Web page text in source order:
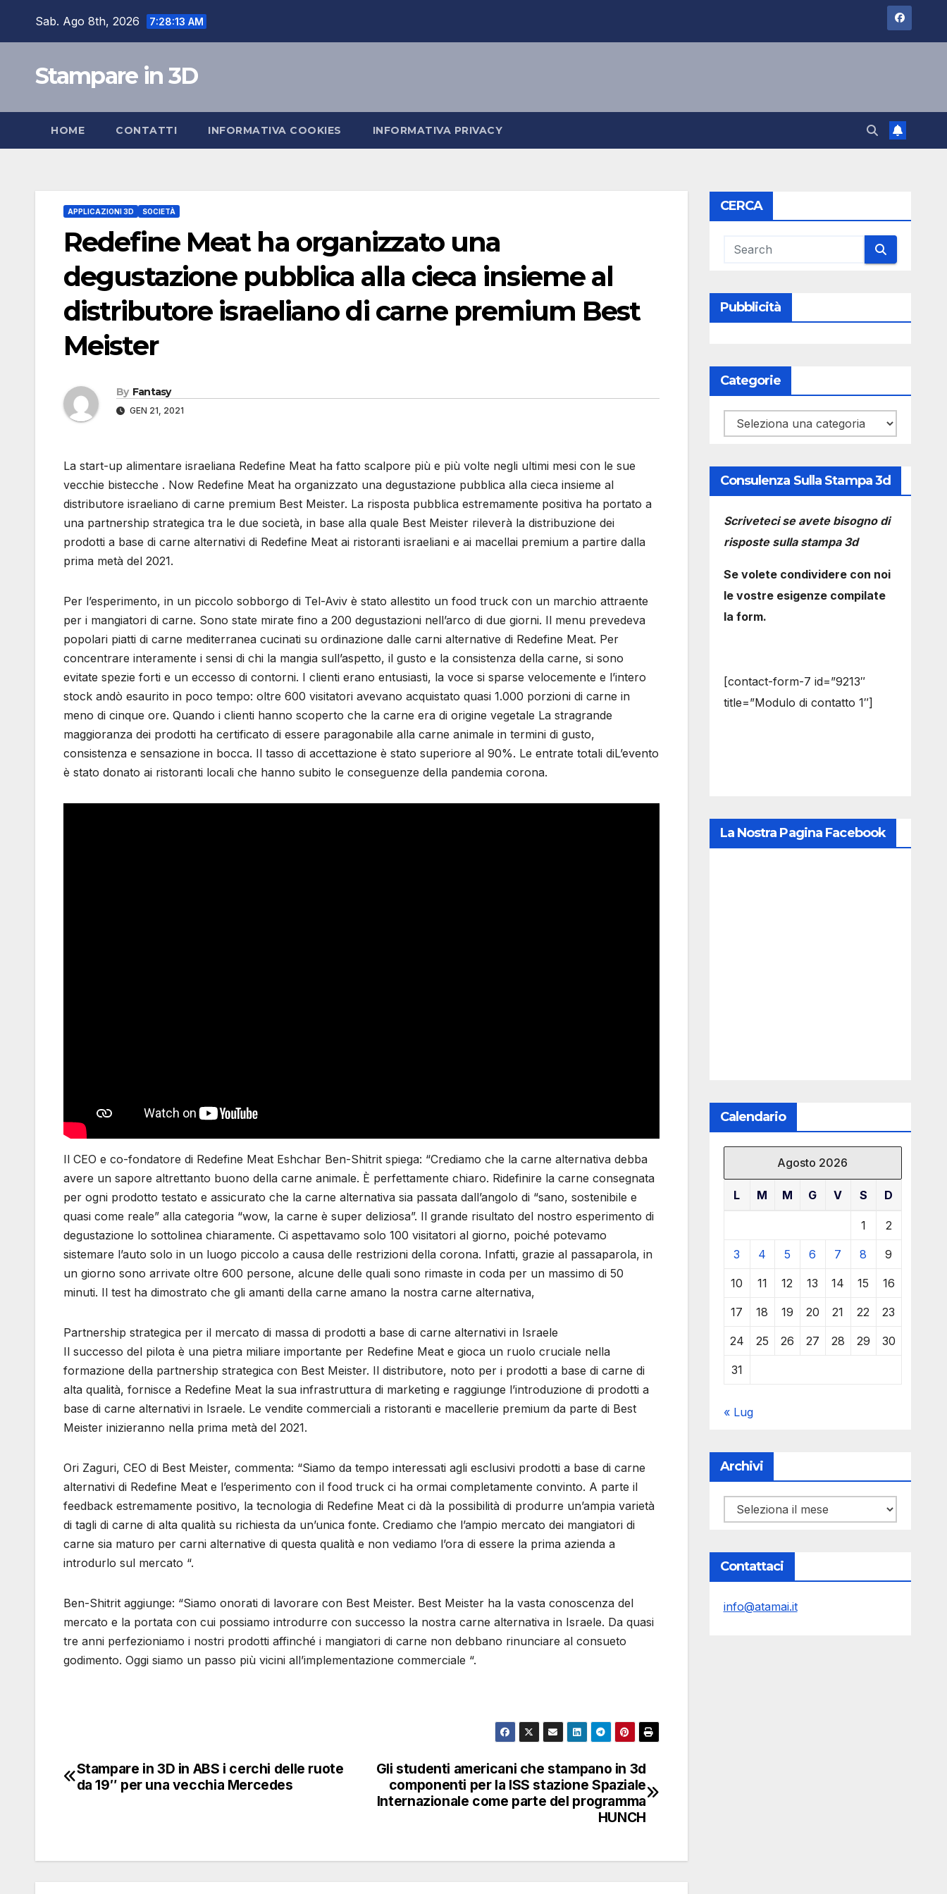
Sab. Ago 8th, 2026 7:28:13 AM
Stampare in 3D
HOME CONTATTI INFORMATIVA COOKIES INFORMATIVA PRIVACY
APPLICAZIONI 3D SOCIETÀ
Redefine Meat ha organizzato una
degustazione pubblica alla cieca insieme al
distributore israeliano di carne premium Best
Meister
By Fantasy
GEN 21, 2021
La start-up alimentare israeliana Redefine Meat ha fatto scalpore più e più volte negli ultimi mesi con le sue
vecchie bistecche . Now Redefine Meat ha organizzato una degustazione pubblica alla cieca insieme al
distributore israeliano di carne premium Best Meister. La risposta pubblica estremamente positiva ha portato a
una partnership strategica tra le due società, in base alla quale Best Meister rileverà la distribuzione dei
prodotti a base di carne alternativi di Redefine Meat ai ristoranti israeliani e ai macellai premium a partire dalla
prima metà del 2021.
Per l’esperimento, in un piccolo sobborgo di Tel-Aviv è stato allestito un food truck con un marchio attraente
per i mangiatori di carne. Sono state mirate fino a 200 degustazioni nell’arco di due giorni. Il menu prevedeva
popolari piatti di carne mediterranea cucinati su ordinazione dalle carni alternative di Redefine Meat. Per
concentrare interamente i sensi di chi la mangia sull’aspetto, il gusto e la consistenza della carne, si sono
evitate spezie forti e un eccesso di contorni. I clienti erano entusiasti, la voce si sparse velocemente e l’intero
stock andò esaurito in poco tempo: oltre 600 visitatori avevano acquistato quasi 1.000 porzioni di carne in
meno di cinque ore. Quando i clienti hanno scoperto che la carne era di origine vegetale La stragrande
maggioranza dei prodotti ha certificato di essere paragonabile alla carne animale in termini di gusto,
consistenza e sensazione in bocca. Il tasso di accettazione è stato superiore al 90%. Le entrate totali diL’evento
è stato donato ai ristoranti locali che hanno subito le conseguenze della pandemia corona.
Il CEO e co-fondatore di Redefine Meat Eshchar Ben-Shitrit spiega: “Crediamo che la carne alternativa debba
avere un sapore altrettanto buono della carne animale. È perfettamente chiaro. Ridefinire la carne consegnata
per ogni prodotto testato e assicurato che la carne alternativa sia passata dall’angolo di “sano, sostenibile e
quasi come reale” alla categoria “wow, la carne è super deliziosa”. Il grande risultato del nostro esperimento di
degustazione lo sottolinea chiaramente. Ci aspettavamo solo 100 visitatori al giorno, poiché potevamo
sistemare l’auto solo in un luogo piccolo a causa delle restrizioni della corona. Infatti, grazie al passaparola, in
un giorno sono arrivate oltre 600 persone, alcune delle quali sono rimaste in coda per un massimo di 50
minuti. Il test ha dimostrato che gli amanti della carne amano la nostra carne alternativa,
Partnership strategica per il mercato di massa di prodotti a base di carne alternativi in ​​Israele
Il successo del pilota è una pietra miliare importante per Redefine Meat e gioca un ruolo cruciale nella
formazione della partnership strategica con Best Meister. Il distributore, noto per i prodotti a base di carne di
alta qualità, fornisce a Redefine Meat la sua infrastruttura di marketing e raggiunge l’introduzione di prodotti a
base di carne alternativi in ​​Israele. Le vendite commerciali a ristoranti e macellerie premium da parte di Best
Meister inizieranno nella prima metà del 2021.
Ori Zaguri, CEO di Best Meister, commenta: “Siamo da tempo interessati agli esclusivi prodotti a base di carne
alternativi di Redefine Meat e l’esperimento con il food truck ci ha ormai completamente convinto. A parte il
feedback estremamente positivo, la tecnologia di Redefine Meat ci dà la possibilità di produrre un’ampia varietà
di tagli di carne di alta qualità su richiesta da un’unica fonte. Crediamo che l’ampio mercato dei mangiatori di
carne sia maturo per carni alternative di questa qualità e non vediamo l’ora di essere la prima azienda a
introdurlo sul mercato “.
Ben-Shitrit aggiunge: “Siamo onorati di lavorare con Best Meister. Best Meister ha la vasta conoscenza del
mercato e la portata con cui possiamo introdurre con successo la nostra carne alternativa in Israele. Da quasi
tre anni perfezioniamo i nostri prodotti affinché i mangiatori di carne non debbano rinunciare al consueto
godimento. Oggi siamo un passo più vicini all’implementazione commerciale “.
Navigazione
Gli studenti americani che stampano in 3d
componenti per la ISS stazione Spaziale
Internazionale come parte del programma
HUNCH
Stampare in 3D in ABS i cerchi delle ruote
da 19″ per una vecchia Mercedes
CERCA
Pubblicità
Categorie
Categorie
Consulenza Sulla Stampa 3d
Scriveteci se avete bisogno di
risposte sulla stampa 3d
Se volete condividere con noi
le vostre esigenze compilate
la form.
[contact-form-7 id=”9213″
title=”Modulo di contatto 1″]
La Nostra Pagina Facebook
Calendario
Agosto 2026
L M M G V S D
1 2
3 4 5 6 7 8 9
10 11 12 13 14 15 16
17 18 19 20 21 22 23
24 25 26 27 28 29 30
31
« Lug
Archivi
Archivi
Contattaci
info@atamai.it